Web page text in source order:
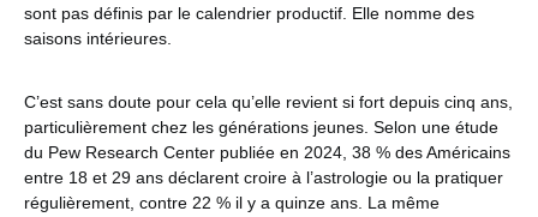
sont pas définis par le calendrier productif. Elle nomme des
saisons intérieures.
C’est sans doute pour cela qu’elle revient si fort depuis cinq ans,
particulièrement chez les générations jeunes. Selon une étude
du Pew Research Center publiée en 2024, 38 % des Américains
entre 18 et 29 ans déclarent croire à l’astrologie ou la pratiquer
régulièrement, contre 22 % il y a quinze ans. La même